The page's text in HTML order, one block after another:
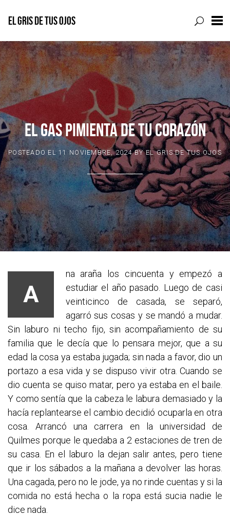
Skip
to
content
EL GRIS DE TUS OJOS
EL GAS PIMIENTA DE TU CORAZÓN
POSTEADO EL11 NOVIEMBRE, 2024BYEL GRIS DE TUS OJOS
A
na araña los cincuenta y empezó a
estudiar el año pasado. Luego de casi
veinticinco de casada, se separó,
agarró sus cosas y se mandó a mudar.
Sin laburo ni techo fijo, sin acompañamiento de su
familia que le decía que lo pensara mejor, que a su
edad la cosa ya estaba jugada; sin nada a favor, dio un
portazo a esa vida y se dispuso vivir otra. Cuando se
dio cuenta se quiso matar, pero ya estaba en el baile.
Y como sentía que la cabeza le labura demasiado y la
hacía replantearse el cambio decidió ocuparla en otra
cosa. Arrancó una carrera en la universidad de
Quilmes porque le quedaba a 2 estaciones de tren de
su casa. En el laburo la dejan salir antes, pero tiene
que ir los sábados a la mañana a devolver las horas.
Una cagada, pero no le jode, ya no rinde cuentas y si la
comida no está hecha o la ropa está sucia nadie le
dice nada.